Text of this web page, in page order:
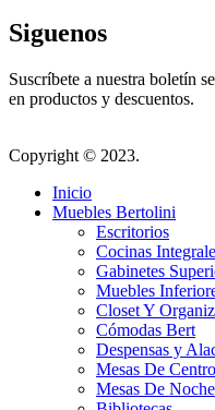
Siguenos
Suscríbete a nuestra boletín
en productos y descuentos.
Copyright © 2023.
Inicio
Muebles Bertolini
Escritorios
Cocinas
Gabinetes
Muebles
Closet Y
Cómodas Bert
Despensas y
Mesas De Centro
Mesas De Noche